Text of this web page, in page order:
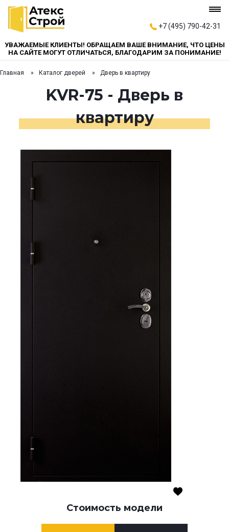
+7 (495) 790-42-31
УВАЖАЕМЫЕ КЛИЕНТЫ! ОБРАЩАЕМ ВАШЕ ВНИМАНИЕ, ЧТО ЦЕНЫ
НА САЙТЕ МОГУТ ОТЛИЧАТЬСЯ, БЛАГОДАРИМ ЗА ПОНИМАНИЕ!
Главная Каталог дверей Дверь в квартиру
KVR-75 - Дверь в
квартиру
Стоимость модели